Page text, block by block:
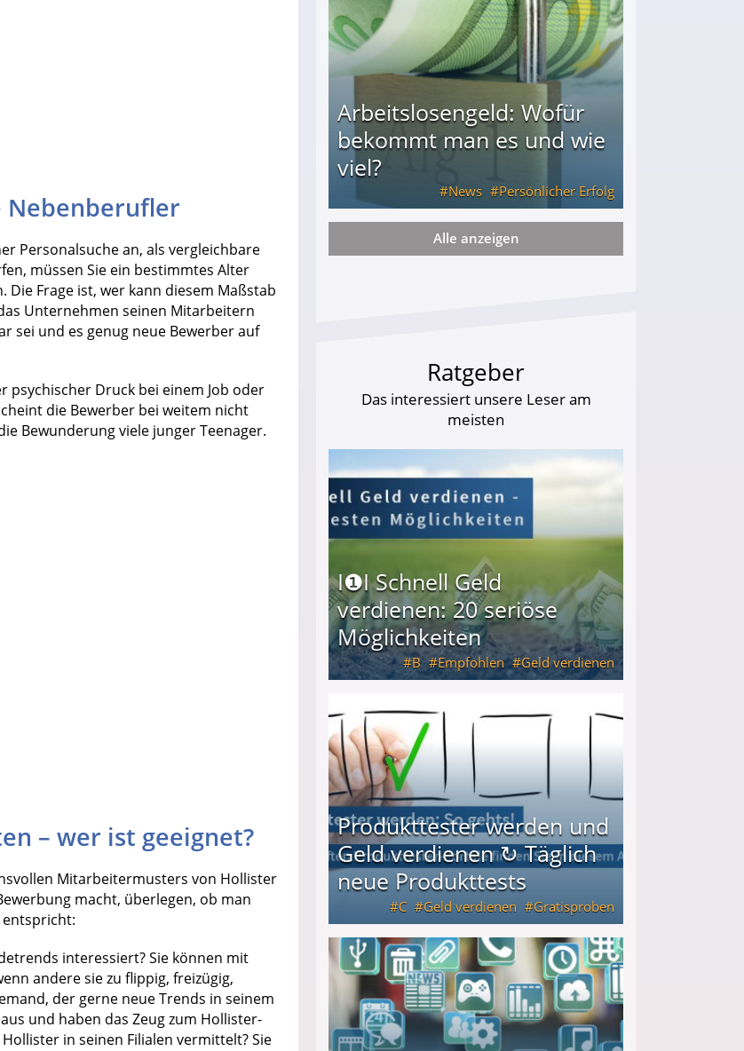
Nebenberufler
Personalsuche an, als vergleichbare
müssen Sie ein bestimmtes Alter
Frage ist, wer kann diesem Maßstab
Unternehmen seinen Mitarbeitern
sei und es genug neue Bewerber auf
psychischer Druck bei einem Job oder
die Bewerber bei weitem nicht
Bewunderung viele junger Teenager.
– wer ist geeignet?
Mitarbeitermusters von Hollister
macht, überlegen, ob man
interessiert? Sie können mit
andere sie zu flippig, freizügig,
der gerne neue Trends in seinem
und haben das Zeug zum Hollister-
in seinen Filialen vermittelt? Sie
Arbeitslosengeld: Wofür
bekommt man es und wie
viel?
News Persönlicher Erfolg
Arbeitslosengeld: Wofür bekommt man es und wie viel?
Alle anzeigen
Ratgeber
Das interessiert unsere Leser am
meisten
I❶I Schnell Geld
verdienen: 20 seriöse
Möglichkeiten
B Empfohlen Geld verdienen
Produkttester werden und
Geld verdienen ↻ Täglich
neue Produkttests
C Geld verdienen Gratisproben
Produkttester werden und Geld verdienen ↻ Täglich neue Produkttests